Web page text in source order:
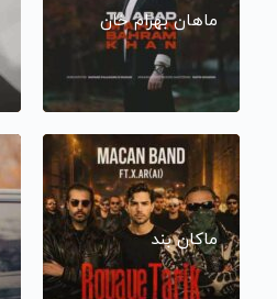
ماهان بهرام خان
ماکان بند